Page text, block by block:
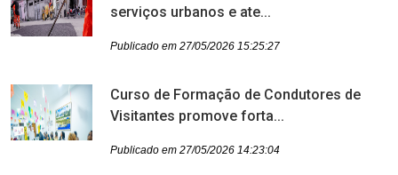
serviços urbanos e ate...
Publicado em 27/05/2026 15:25:27
Curso de Formação de Condutores de
Visitantes promove forta...
Publicado em 27/05/2026 14:23:04